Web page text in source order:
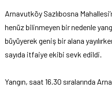
Arnavutköy Sazlıbosna
henüz bilinmeyen bir nedenle
büyüyerek geniş bir alana
sayıda itfaiye ekibi sevk edildi.
Yangın, saat 16.30 sıralarında